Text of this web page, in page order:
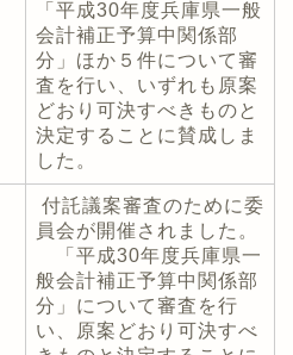
「平成30年度兵庫県一般
会計補正予算中関係部
分」ほか５件について審
査を行い、いずれも原案
どおり可決すべきものと
決定することに賛成しま
した。
付託議案審査のために委
員会が開催されました。
「平成30年度兵庫県一
般会計補正予算中関係部
分」について審査を行
い、原案どおり可決すべ